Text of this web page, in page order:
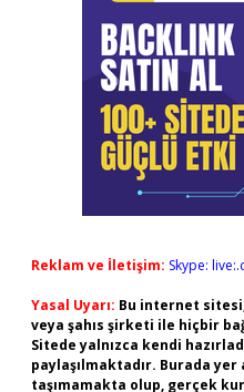
Reklam ve İletişim: Skype:
Yasal Uyarı: Bu internet
veya şahıs şirketi ile hiçbir
Sitede yalnızca kendi
paylaşılmaktadır. Burada
taşımamakta olup, gerçek